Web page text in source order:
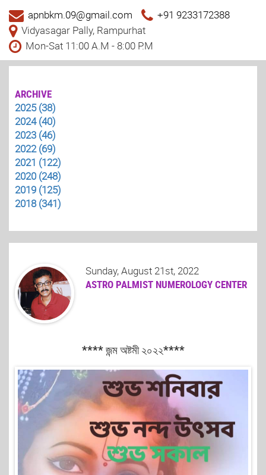
apnbkm.09@gmail.com
+91 9233172388
Vidyasagar Pally, Rampurhat
Mon-Sat 11:00 A.M - 8:00 P.M
ARCHIVE
2025 (38)
2024 (40)
2023 (46)
2022 (69)
2021 (122)
2020 (248)
2019 (125)
2018 (341)
Sunday, August 21st, 2022
ASTRO PALMIST NUMEROLOGY CENTER
**** জন্ম অষ্টমী ২০২২****